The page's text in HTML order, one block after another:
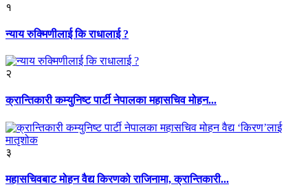
१
न्याय रुक्मिणीलाई कि राधालाई ?
२
क्रान्तिकारी कम्युनिष्ट पार्टी नेपालका महासचिव मोहन...
३
महासचिवबाट मोहन वैद्य किरणको राजिनामा, क्रान्तिकारी...